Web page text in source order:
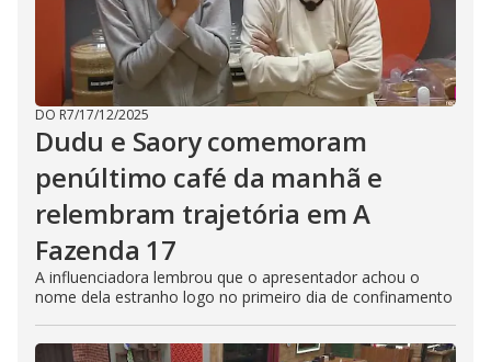
DO R7/17/12/2025
Dudu e Saory comemoram
penúltimo café da manhã e
relembram trajetória em A
Fazenda 17
A influenciadora lembrou que o apresentador achou o
nome dela estranho logo no primeiro dia de confinamento